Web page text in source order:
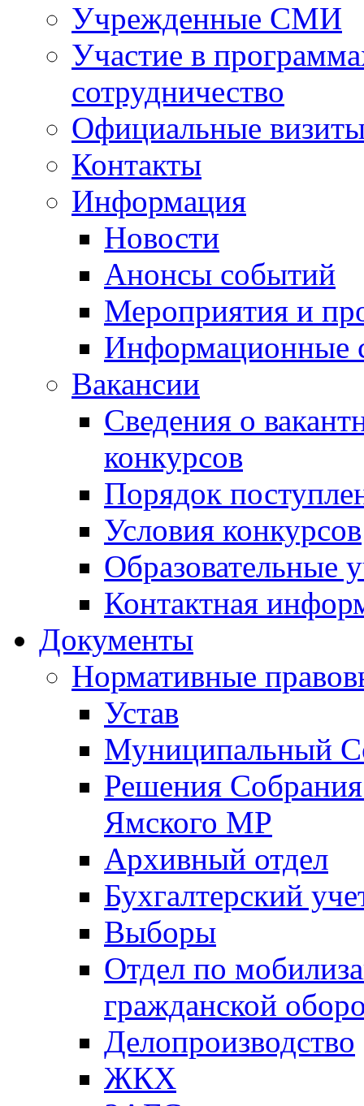
Учрежденные СМИ
Участие в
сотрудничество
Официальные
Контакты
Информация
Новости
Анонсы событий
Мероприятия и
Информационные
Вакансии
Сведения о
конкурсов
Порядок
Условия конкурсов
Образовательные
Контактная
Документы
Нормативные
Устав
Муниципальный
Решения
Ямского МР
Архивный отдел
Бухгалтерский
Выборы
Отдел по
гражданской
Делопроизводство
ЖКХ